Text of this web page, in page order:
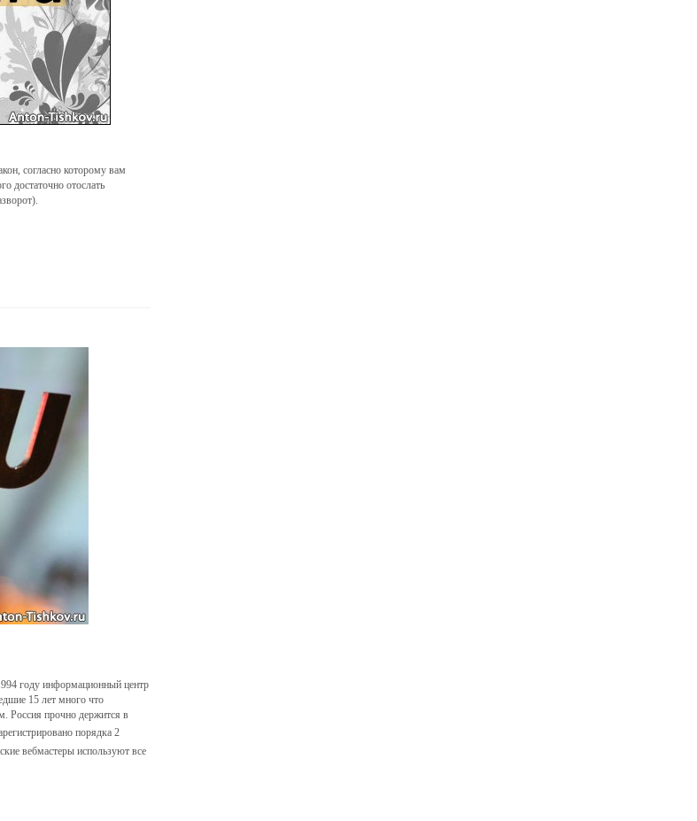
согласно которому вам
достаточно отослать
году информационный центр
15 лет много что
Россия прочно держится в
порядка 2
вебмастеры используют все